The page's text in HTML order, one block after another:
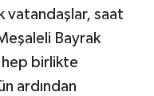
vatandaşlar, saat
Bayrak
hep birlikte
ardından